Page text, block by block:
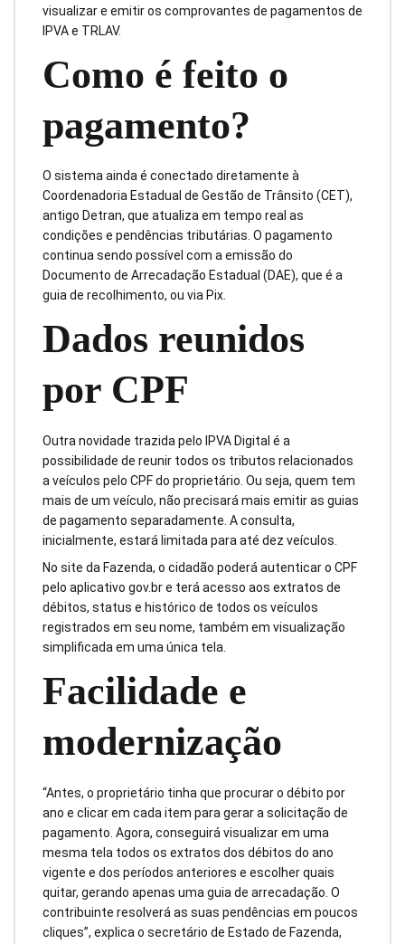
visualizar e emitir os comprovantes de pagamentos de
IPVA e TRLAV.
Como é feito o
pagamento?
O sistema ainda é conectado diretamente à
Coordenadoria Estadual de Gestão de Trânsito (CET),
antigo Detran, que atualiza em tempo real as
condições e pendências tributárias. O pagamento
continua sendo possível com a emissão do
Documento de Arrecadação Estadual (DAE), que é a
guia de recolhimento, ou via Pix.
Dados reunidos
por CPF
Outra novidade trazida pelo IPVA Digital é a
possibilidade de reunir todos os tributos relacionados
a veículos pelo CPF do proprietário. Ou seja, quem tem
mais de um veículo, não precisará mais emitir as guias
de pagamento separadamente. A consulta,
inicialmente, estará limitada para até dez veículos.
No site da Fazenda, o cidadão poderá autenticar o CPF
pelo aplicativo gov.br e terá acesso aos extratos de
débitos, status e histórico de todos os veículos
registrados em seu nome, também em visualização
simplificada em uma única tela.
Facilidade e
modernização
“Antes, o proprietário tinha que procurar o débito por
ano e clicar em cada item para gerar a solicitação de
pagamento. Agora, conseguirá visualizar em uma
mesma tela todos os extratos dos débitos do ano
vigente e dos períodos anteriores e escolher quais
quitar, gerando apenas uma guia de arrecadação. O
contribuinte resolverá as suas pendências em poucos
cliques”, explica o secretário de Estado de Fazenda,